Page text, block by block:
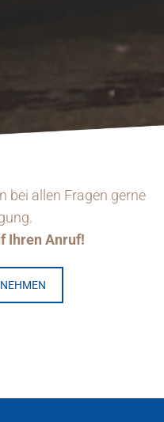
bei allen Fragen gerne
Ihren Anruf!